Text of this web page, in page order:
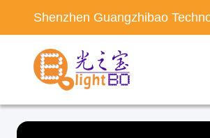
Shenzhen Guangzhibao